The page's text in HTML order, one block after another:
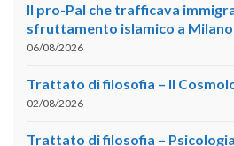
Il pro-Pal che trafficava
sfruttamento islamico a Milano
06/08/2026
Trattato di filosofia – II
02/08/2026
Trattato di filosofia –